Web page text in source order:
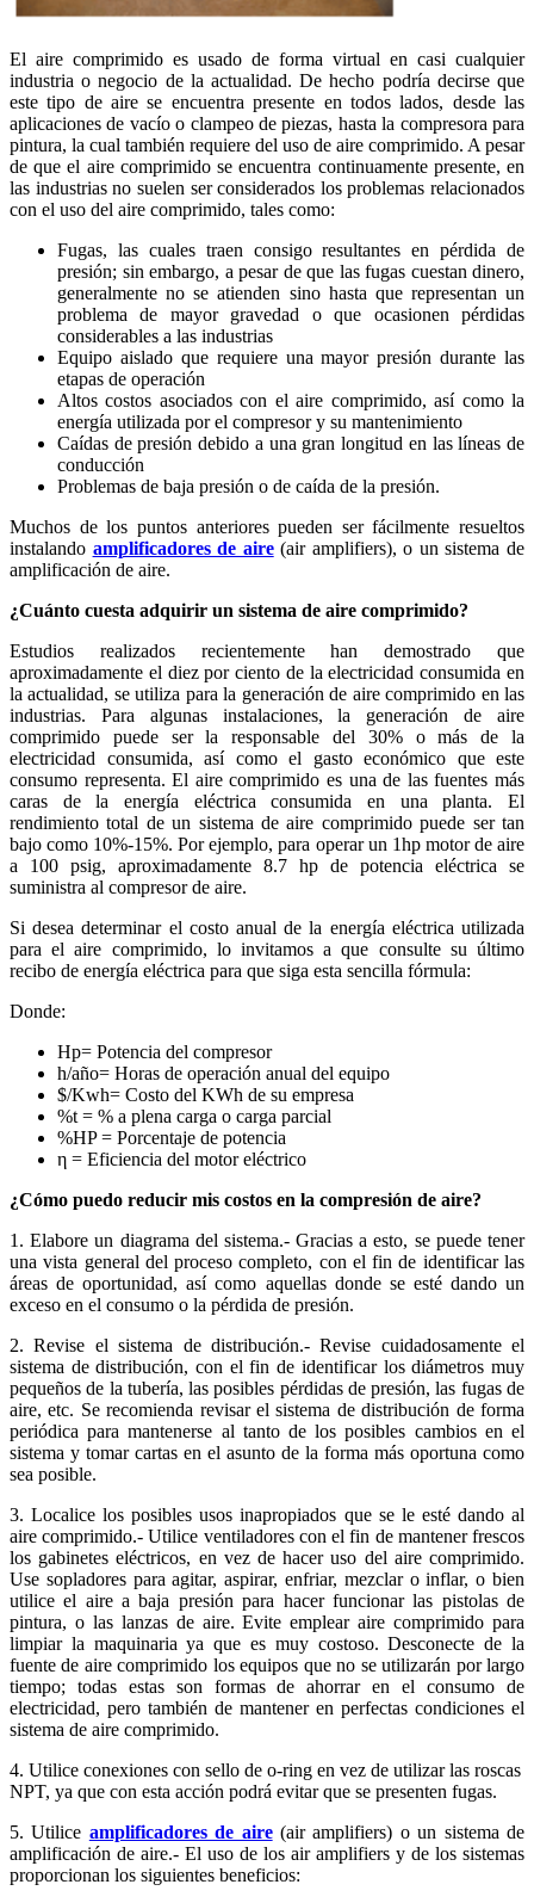
El aire comprimido es usado de forma virtual en casi cualquier
industria o negocio de la actualidad. De hecho podría decirse que
este tipo de aire se encuentra presente en todos lados, desde las
aplicaciones de vacío o clampeo de piezas, hasta la compresora para
pintura, la cual también requiere del uso de aire comprimido. A pesar
de que el aire comprimido se encuentra continuamente presente, en
las industrias no suelen ser considerados los problemas relacionados
con el uso del aire comprimido, tales como:
Fugas, las cuales traen consigo resultantes en pérdida de
presión; sin embargo, a pesar de que las fugas cuestan dinero,
generalmente no se atienden sino hasta que representan un
problema de mayor gravedad o que ocasionen pérdidas
considerables a las industrias
Equipo aislado que requiere una mayor presión durante las
etapas de operación
Altos costos asociados con el aire comprimido, así como la
energía utilizada por el compresor y su mantenimiento
Caídas de presión debido a una gran longitud en las líneas de
conducción
Problemas de baja presión o de caída de la presión.
Muchos de los puntos anteriores pueden ser fácilmente resueltos
instalando amplificadores de aire(air amplifiers), o un sistema de
amplificación de aire.
¿Cuánto cuesta adquirir un sistema de aire comprimido?
Estudios realizados recientemente han demostrado que
aproximadamente el diez por ciento de la electricidad consumida en
la actualidad, se utiliza para la generación de aire comprimido en las
industrias. Para algunas instalaciones, la generación de aire
comprimido puede ser la responsable del 30% o más de la
electricidad consumida, así como el gasto económico que este
consumo representa. El aire comprimido es una de las fuentes más
caras de la energía eléctrica consumida en una planta. El
rendimiento total de un sistema de aire comprimido puede ser tan
bajo como 10%-15%. Por ejemplo, para operar un 1hp motor de aire
a 100 psig, aproximadamente 8.7 hp de potencia eléctrica se
suministra al compresor de aire.
Si desea determinar el costo anual de la energía eléctrica utilizada
para el aire comprimido, lo invitamos a que consulte su último
recibo de energía eléctrica para que siga esta sencilla fórmula:
Donde:
Hp= Potencia del compresor
h/año= Horas de operación anual del equipo
$/Kwh= Costo del KWh de su empresa
%t = % a plena carga o carga parcial
%HP = Porcentaje de potencia
η = Eficiencia del motor eléctrico
¿Cómo puedo reducir mis costos en la compresión de aire?
1. Elabore un diagrama del sistema.- Gracias a esto, se puede tener
una vista general del proceso completo, con el fin de identificar las
áreas de oportunidad, así como aquellas donde se esté dando un
exceso en el consumo o la pérdida de presión.
2. Revise el sistema de distribución.- Revise cuidadosamente el
sistema de distribución, con el fin de identificar los diámetros muy
pequeños de la tubería, las posibles pérdidas de presión, las fugas de
aire, etc. Se recomienda revisar el sistema de distribución de forma
periódica para mantenerse al tanto de los posibles cambios en el
sistema y tomar cartas en el asunto de la forma más oportuna como
sea posible.
3. Localice los posibles usos inapropiados que se le esté dando al
aire comprimido.- Utilice ventiladores con el fin de mantener frescos
los gabinetes eléctricos, en vez de hacer uso del aire comprimido.
Use sopladores para agitar, aspirar, enfriar, mezclar o inflar, o bien
utilice el aire a baja presión para hacer funcionar las pistolas de
pintura, o las lanzas de aire. Evite emplear aire comprimido para
limpiar la maquinaria ya que es muy costoso. Desconecte de la
fuente de aire comprimido los equipos que no se utilizarán por largo
tiempo; todas estas son formas de ahorrar en el consumo de
electricidad, pero también de mantener en perfectas condiciones el
sistema de aire comprimido.
4. Utilice conexiones con sello de o-ring en vez de utilizar las roscas
NPT, ya que con esta acción podrá evitar que se presenten fugas.
5. Utilice amplificadores de aire(air amplifiers) o un sistema de
amplificación de aire.- El uso de los air amplifiers y de los sistemas
proporcionan los siguientes beneficios: